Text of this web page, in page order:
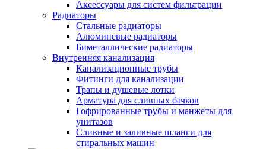
Аксессуары для систем фильтрации
Радиаторы
Стальные радиаторы
Алюминевые радиаторы
Биметаллические радиаторы
Внутренняя канализация
Канализационные трубы
Фитинги для канализации
Трапы и душевые лотки
Арматура для сливных бачков
Гофрированные трубы и манжеты для
унитазов
Сливные и заливные шланги для
стиральных машин